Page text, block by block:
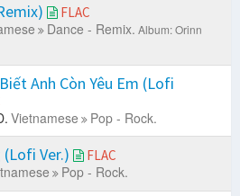
FLAC
Dance - Remix. Album: Orinn
Anh Còn Yêu Em (Lofi
Vietnamese Pop - Rock.
(Lofi Ver.) FLAC
Pop - Rock.